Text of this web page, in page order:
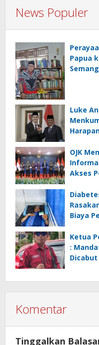
News Populer
Papua
Luke
OJK
Akses
Biaya
Ketua
:
Dicabut
Komentar
Tinggalkan